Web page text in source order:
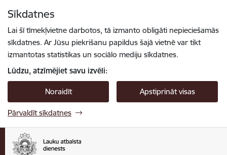
Sīkdatnes
Lai šī tīmekļvietne darbotos, tā izmanto obligāti nepieciešamās
sīkdatnes. Ar Jūsu piekrišanu papildus šajā vietnē var tikt
izmantotas statistikas un sociālo mediju sīkdatnes.
Lūdzu, atzīmējiet savu izvēli:
Noraidīt Apstiprināt visas
Pārvaldīt sīkdatnes